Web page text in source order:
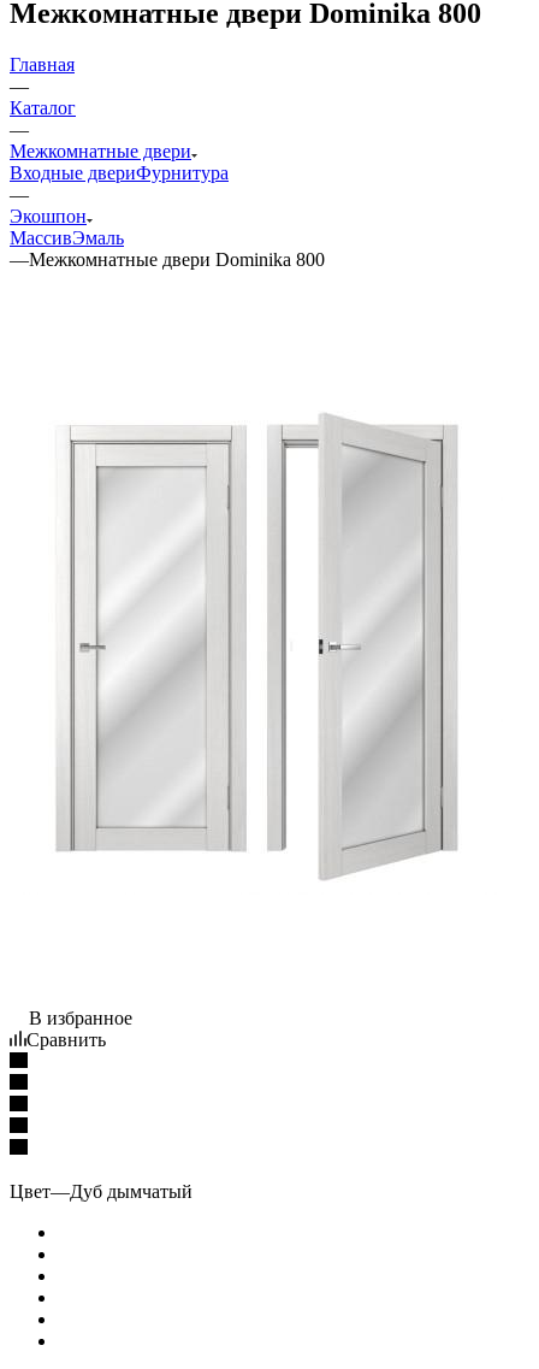
Межкомнатные двери Dominika 800
Главная
—
Каталог
—
Межкомнатные двери
Входные двериФурнитура
—
Экошпон
МассивЭмаль
—Межкомнатные двери Dominika 800
В избранное
Сравнить
Цвет—Дуб дымчатый